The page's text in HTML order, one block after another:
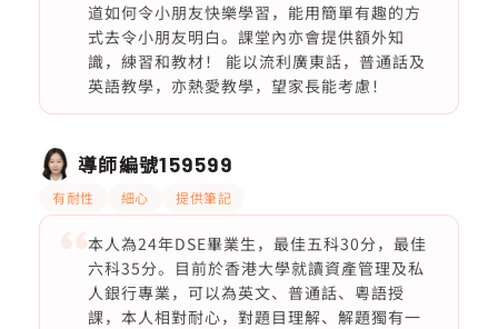
道如何令小朋友快樂學習，能用簡單有趣的方
式去令小朋友明白。課堂內亦會提供額外知
識，練習和教材！ 能以流利廣東話，普通話及
英語教學，亦熱愛教學，望家長能考慮！
導師編號159599
有耐性 細心 提供筆記
本人為24年DSE畢業生，最佳五科30分，最佳
六科35分。目前於香港大學就讀資產管理及私
人銀行專業，可以為英文、普通話、粵語授
課，本人相對耐心，對題目理解、解題獨有一